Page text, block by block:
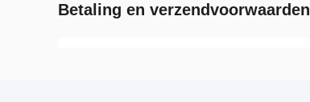
Betaling en verzendvoorwaarden